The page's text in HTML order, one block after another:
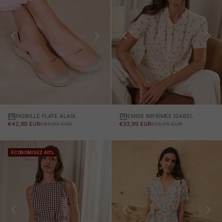
Choisissez des options
ESPADRILLE PLATE ALAIA
PRIX PROMOTIONNEL
€42,99 EURPRIX NORMAL
€85,95 EUR
Choisissez des options
CHEMISE IMPRIMÉE ISABEL
PRIX PROMOTIONNEL
€33,99 EURPRIX NORMAL
€55,95 EUR
ÉCONOMISEZ 40%